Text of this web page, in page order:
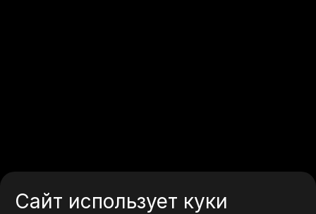
Сайт использует куки